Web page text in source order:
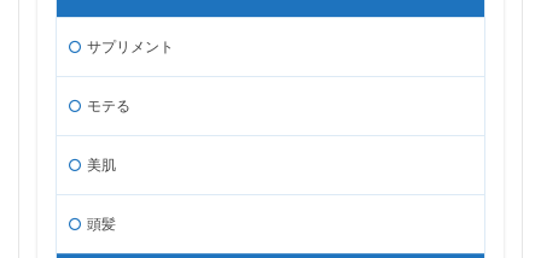
サプリメント
モテる
美肌
頭髪